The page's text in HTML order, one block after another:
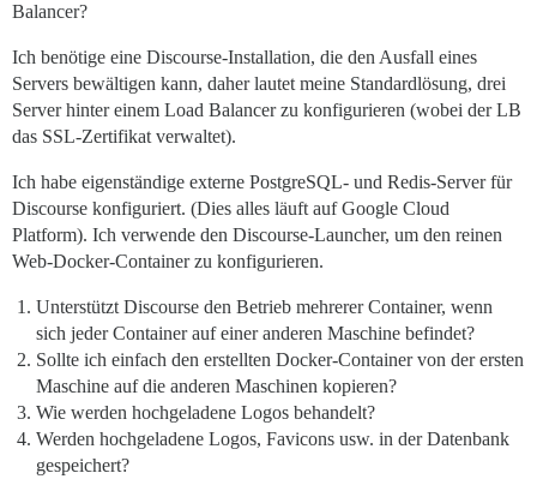
Balancer?
Ich benötige eine Discourse-Installation, die den Ausfall eines
Servers bewältigen kann, daher lautet meine Standardlösung, drei
Server hinter einem Load Balancer zu konfigurieren (wobei der LB
das SSL-Zertifikat verwaltet).
Ich habe eigenständige externe PostgreSQL- und Redis-Server für
Discourse konfiguriert. (Dies alles läuft auf Google Cloud
Platform). Ich verwende den Discourse-Launcher, um den reinen
Web-Docker-Container zu konfigurieren.
Unterstützt Discourse den Betrieb mehrerer Container, wenn
sich jeder Container auf einer anderen Maschine befindet?
Sollte ich einfach den erstellten Docker-Container von der ersten
Maschine auf die anderen Maschinen kopieren?
Wie werden hochgeladene Logos behandelt?
Werden hochgeladene Logos, Favicons usw. in der Datenbank
gespeichert?